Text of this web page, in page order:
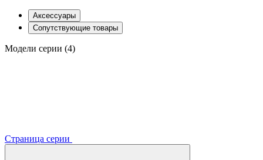
Аксессуары
Сопутствующие товары
Модели серии (4)
Страница серии